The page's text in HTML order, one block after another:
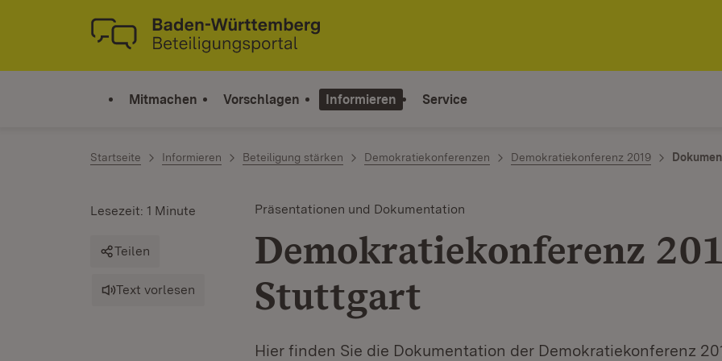
Zum Inhalt springen
Link zur Startseite
Mitmachen Vorschlagen Informieren Service
Startseite Informieren Beteiligung stärken Demokratiekonferenzen Demokratiekonferenz 2019
Präsentationen und Dokumentation
Demokratiekonferenz
Stuttgart
Hier finden Sie die Dokumentation der Demokratiekonferenz
Lesezeit: 1 Minute
Teilen
Text vorlesen